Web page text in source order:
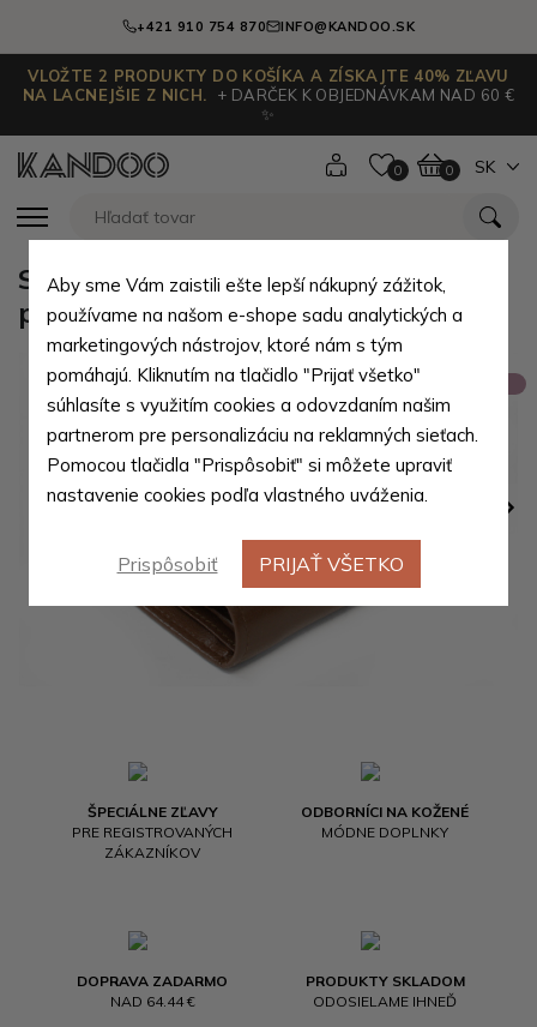
+421 910 754 870 INFO@KANDOO.SK
VLOŽTE 2 PRODUKTY DO KOŠÍKA A ZÍSKAJTE 40% ZĽAVU
NA LACNEJŠIE Z NICH.
+ DARČEK K OBJEDNÁVKAM NAD 60 €
✨
0 0 SK
ŠPECIÁLNE ZĽAVY
PRE REGISTROVANÝCH
ZÁKAZNÍKOV
ODBORNÍCI NA KOŽENÉ
MÓDNE DOPLNKY
DOPRAVA ZADARMO
NAD 64.44 €
PRODUKTY SKLADOM
ODOSIELAME IHNEĎ
Svetlo hnedá dámska kožená
peňaženka s poklopom Prewitt
Aby sme Vám zaistili ešte lepší nákupný zážitok,
používame na našom e-shope sadu analytických a
marketingových nástrojov, ktoré nám s tým
pomáhajú. Kliknutím na tlačidlo "Prijať všetko"
súhlasíte s využitím cookies a odovzdaním našim
partnerom pre personalizáciu na reklamných sieťach.
Pomocou tlačidla "Prispôsobiť" si môžete upraviť
nastavenie cookies podľa vlastného uváženia.
Prispôsobiť PRIJAŤ VŠETKO